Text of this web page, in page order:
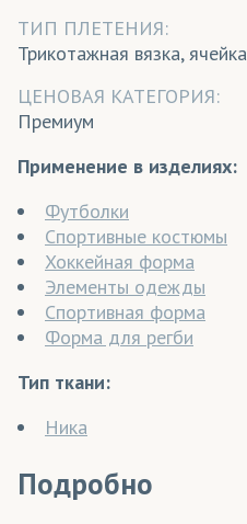
ТИП ПЛЕТЕНИЯ:
Трикотажная вязка, ячейка
ЦЕНОВАЯ КАТЕГОРИЯ:
Премиум
Применение в изделиях:
Футболки
Спортивные костюмы
Хоккейная форма
Элементы одежды
Спортивная форма
Форма для регби
Тип ткани:
Ника
Подробно